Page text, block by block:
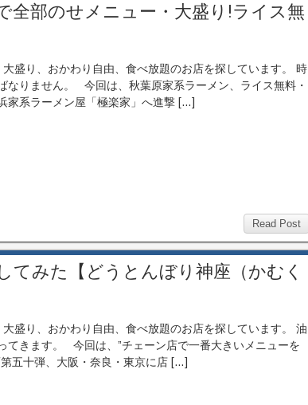
全部のせメニュー・大盛り!ライス無
盛り、おかわり自由、食べ放題のお店を探しています。 時
なりません。 今回は、秋葉原家系ラーメン、ライス無料・
家系ラーメン屋「極楽家」へ進撃 […]
Read Post
てみた【どうとんぼり神座（かむく
盛り、おかわり自由、食べ放題のお店を探しています。 油
てきます。 今回は、”チェーン店で一番大きいメニューを
五十弾、大阪・奈良・東京に店 […]